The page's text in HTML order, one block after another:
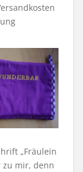
„Fräulein
zu mir, denn